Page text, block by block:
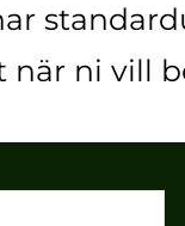
ni vill